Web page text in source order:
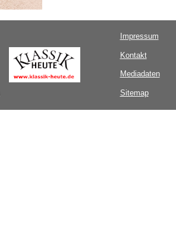
Impressum
Kontakt
Mediadaten
Sitemap